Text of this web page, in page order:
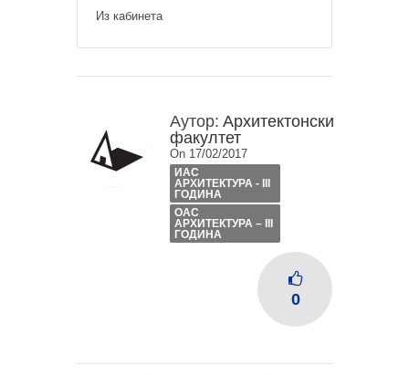
Из кабинета
Аутор: Архитектонски
факултет
On 17/02/2017
ИАС
АРХИТЕКТУРА - III
ГОДИНА
ОАС
АРХИТЕКТУРА – III
ГОДИНА
0